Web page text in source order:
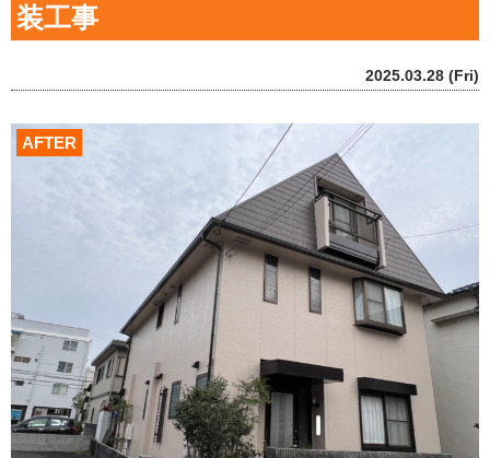
装工事
2025.03.28 (Fri)
AFTER